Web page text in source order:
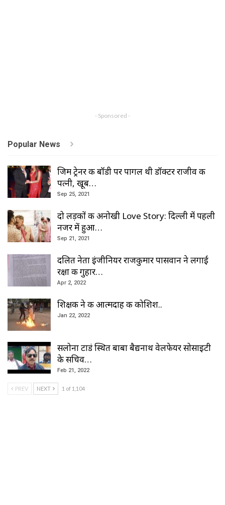
- Sponsored -
Popular News
जिम ट्रेनर की बॉडी पर पागल थी डॉक्टर राजीव की
पत्नी, खूब…
Sep 25, 2021
दो लड़कों की अनोखी Love Story: दिल्ली में पहली
नजर में हुआ…
Sep 21, 2021
दलित नेता इंजीनियर राजकुमार पासवान ने लगाई
रक्षा की गुहार…
Apr 2, 2022
शिक्षक ने की आत्मदाह की कोशिश..
Jan 22, 2022
सलोना टाडं स्थित बाबा बैद्यनाथ वेलफेयर सोसाइटी
के सचिव…
Feb 21, 2022
PREV NEXT 1 of 1,104